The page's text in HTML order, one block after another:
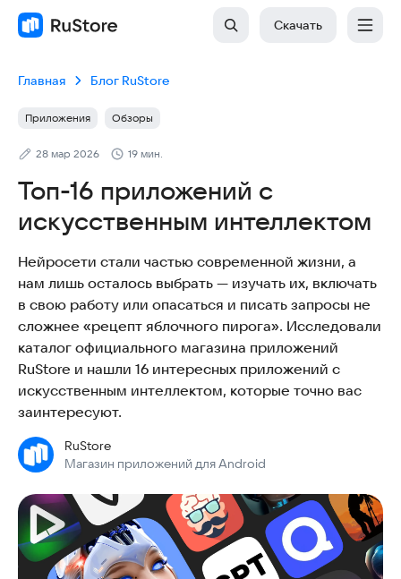
Скачать
Главная Блог RuStore
Приложения Обзоры
28 мар 2026 19 мин.
Топ-16 приложений с
искусственным интеллектом
Нейросети стали частью современной жизни, а
нам лишь осталось выбрать — изучать их, включать
в свою работу или опасаться и писать запросы не
сложнее «рецепт яблочного пирога». Исследовали
каталог официального магазина приложений
RuStore и нашли 16 интересных приложений с
искусственным интеллектом, которые точно вас
заинтересуют.
RuStore
Магазин приложений для Android